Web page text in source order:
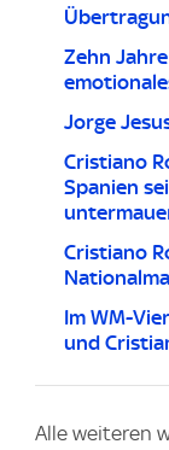
Zehn
Jorge
Cristiano
Spanien
Cristiano
Im WM-
und
Alle weiteren